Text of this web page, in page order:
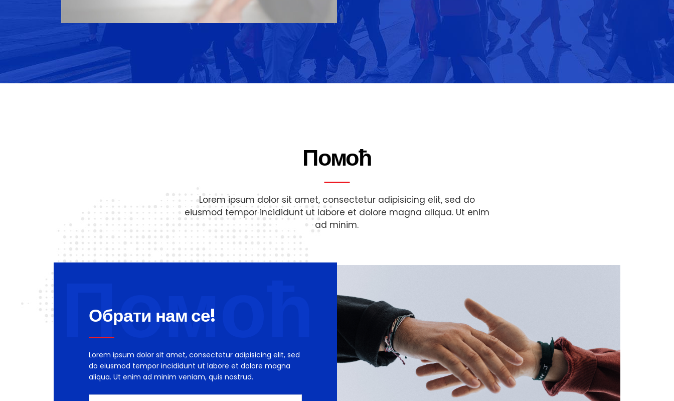
Помоћ
Lorem ipsum dolor sit amet, consectetur adipisicing elit, sed do
eiusmod tempor incididunt ut labore et dolore magna aliqua. Ut enim
ad minim.
Обрати нам се!
Lorem ipsum dolor sit amet, consectetur adipisicing elit, sed
do eiusmod tempor incididunt ut labore et dolore magna
aliqua. Ut enim ad minim veniam, quis nostrud.
Помоћ